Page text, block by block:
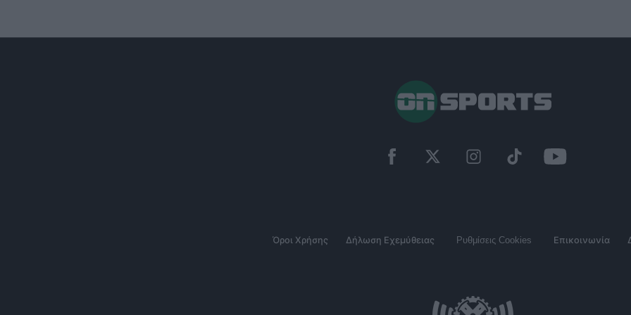
Όροι Χρήσης Δήλωση Εχεμύθειας Ρυθμίσεις Cookies Επικοινωνία